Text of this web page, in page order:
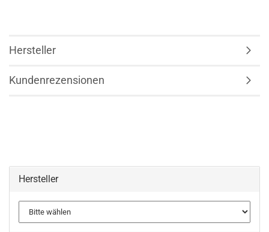
Hersteller
Kundenrezensionen
Hersteller